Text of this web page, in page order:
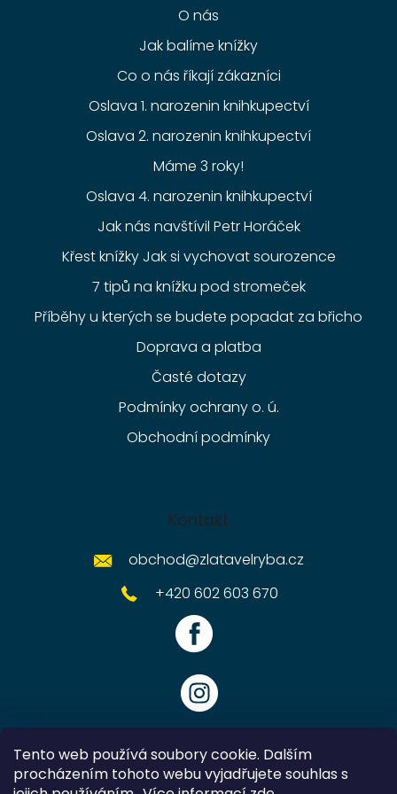
Tento web používá soubory cookie. Dalším
procházením tohoto webu vyjadřujete souhlas s
O nás
Jak balíme knížky
Co o nás říkají zákazníci
Oslava 1. narozenin knihkupectví
Oslava 2. narozenin knihkupectví
Máme 3 roky!
Oslava 4. narozenin knihkupectví
Jak nás navštívil Petr Horáček
Křest knížky Jak si vychovat sourozence
7 tipů na knížku pod stromeček
Příběhy u kterých se budete popadat za břicho
Doprava a platba
Časté dotazy
Podmínky ochrany o. ú.
Obchodní podmínky
Kontakt
obchod@zlatavelryba.cz
+420 602 603 670